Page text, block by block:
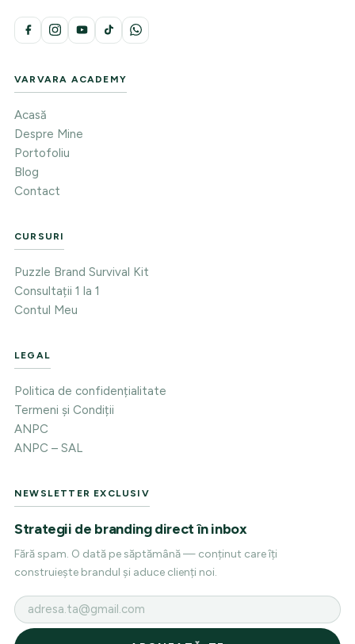
VARVARA ACADEMY
Acasă
Despre Mine
Portofoliu
Blog
Contact
CURSURI
Puzzle Brand Survival Kit
Consultații 1 la 1
Contul Meu
LEGAL
Politica de confidențialitate
Termeni și Condiții
ANPC
ANPC – SAL
NEWSLETTER EXCLUSIV
Strategii de branding direct în inbox
Fără spam. O dată pe săptămână — conținut care îți
construiește brandul și aduce clienți noi.